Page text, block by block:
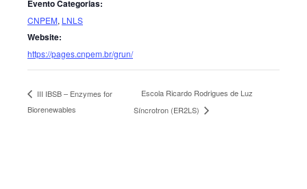
Evento Categorias:
CNPEM, LNLS
Website:
https://pages.cnpem.br/grun/
III IBSB – Enzymes for
Biorenewables
Escola Ricardo Rodrigues de Luz
Síncrotron (ER2LS)